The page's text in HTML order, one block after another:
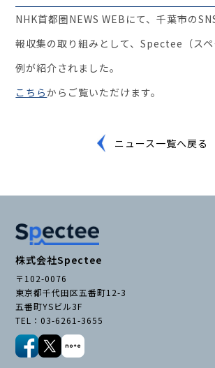
スマートリスク管理
導入事例
レポート
経営チーム
沿革
会社概要
パートナー
採用情報
お問い合わせ
NHK首都圏NEWS WEBにて、千葉市の
報収集の取り組みとして、Spectee（ス
例が紹介されました。
こちらからご覧いただけます。
ニュース一覧へ戻る
株式会社Spectee
〒102-0076
東京都千代田区五番町12-3
五番町YSビル3F
TEL：03-6261-3655